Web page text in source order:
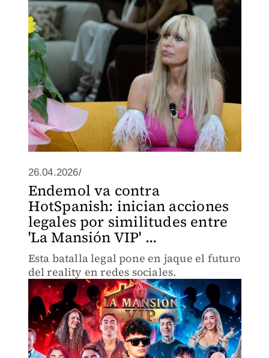
26.04.2026/
Endemol va contra
HotSpanish: inician acciones
legales por similitudes entre
'La Mansión VIP' ...
Esta batalla legal pone en jaque el futuro
del reality en redes sociales.